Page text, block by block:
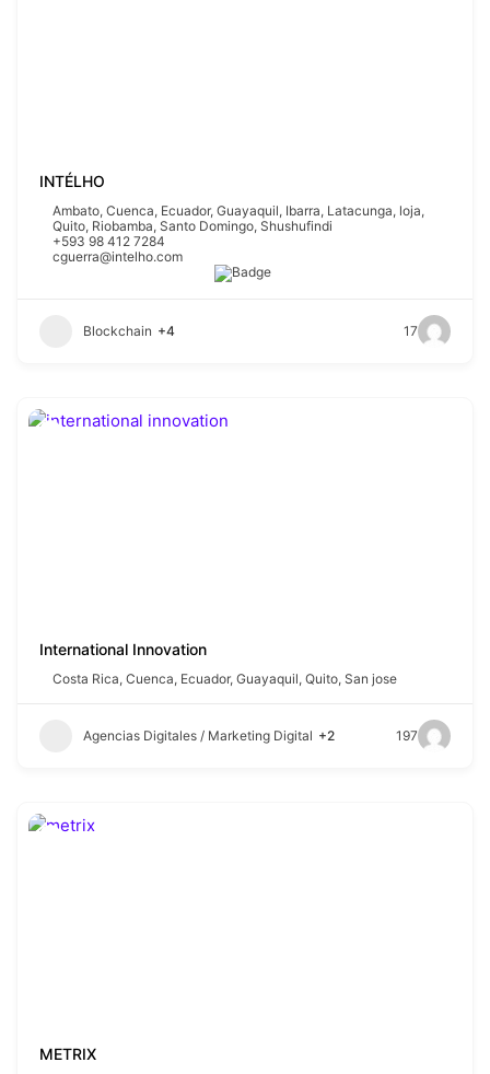
INTÉLHO
Ambato, Cuenca, Ecuador, Guayaquil, Ibarra, Latacunga, loja,
Quito, Riobamba, Santo Domingo, Shushufindi
+593 98 412 7284
cguerra@intelho.com
Blockchain +4 17
International Innovation
Costa Rica, Cuenca, Ecuador, Guayaquil, Quito, San jose
Agencias Digitales / Marketing Digital +2 197
METRIX